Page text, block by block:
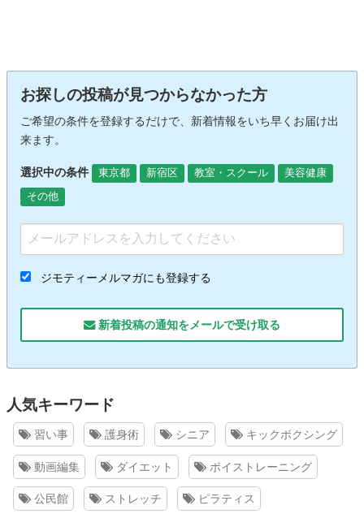
お探しの投稿が見つからなかった方
ご希望の条件を登録するだけで、新着情報をいち早くお届け出
来ます。
選択中の条件 東京都 新宿区 教室・スクール
美容健康
その他
ジモティーメルマガにも登録する
新着投稿の通知をメールで受け取る
人気キーワード
習い事 護身術 シニア キックボクシング
動画編集 ダイエット ボイストレーニング
公民館 ストレッチ ピラティス